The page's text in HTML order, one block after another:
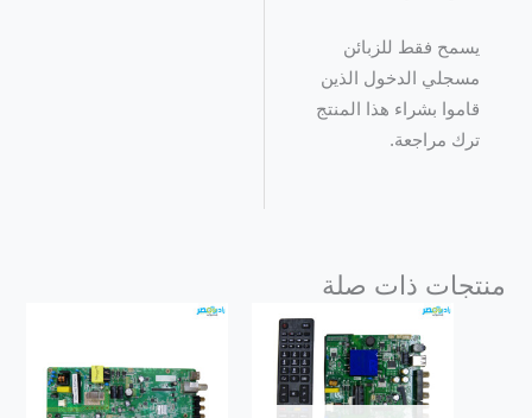
يسمح فقط للزبائن
مسجلي الدخول الذين
قاموا بشراء هذا المنتج
ترك مراجعة.
منتجات ذات صلة